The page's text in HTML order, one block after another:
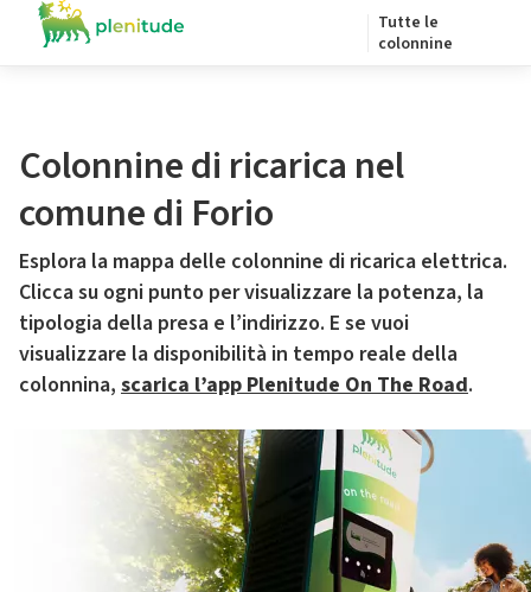
Tutte le
colonnine
Colonnine di ricarica nel
comune di Forio
Esplora la mappa delle colonnine di ricarica elettrica.
Clicca su ogni punto per visualizzare la potenza, la
tipologia della presa e l’indirizzo. E se vuoi
visualizzare la disponibilità in tempo reale della
colonnina, scarica l’app Plenitude On The Road.